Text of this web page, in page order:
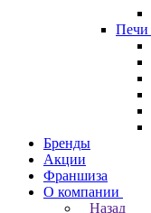
Печи
Бренды
Акции
Франшиза
О компании
Назад